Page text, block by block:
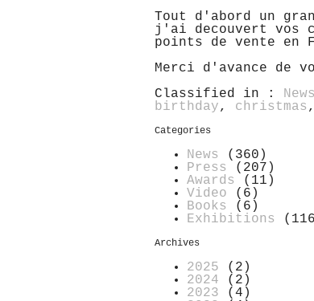
Tout d'abord un
j'ai decouvert vos
points de vente en
Merci d'avance de
Classified in : News
birthday, christmas
Categories
News
(360)
Press
(207)
Awards
(11)
Video (6)
Books
(6)
Exhibitions
Archives
2025 (2)
2024 (2)
2023 (4)